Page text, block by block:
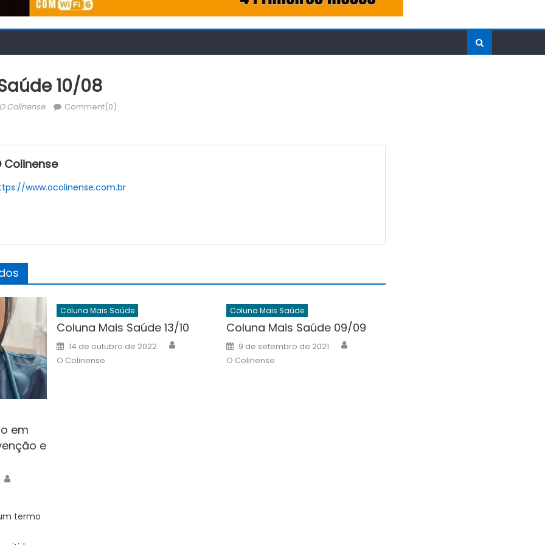
10/08
Author
O Colinense Comment(0)
Colinense
www.ocolinense.com.br
em
e
termo
Coluna Mais Saúde
Coluna Mais Saúde 13/10
Posted
on
14 de outubro de 2022
O Colinense
Coluna Mais Saúde
Coluna Mais Saúde 09/09
Posted
on
9 de setembro de 2021
O Colinense